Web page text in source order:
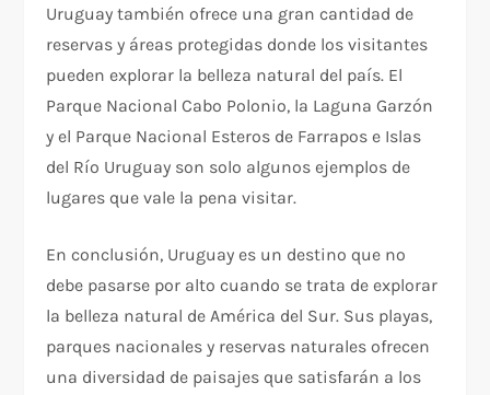
Uruguay también ofrece una gran cantidad de
reservas y áreas protegidas donde los visitantes
pueden explorar la belleza natural del país. El
Parque Nacional Cabo Polonio, la Laguna Garzón
y el Parque Nacional Esteros de Farrapos e Islas
del Río Uruguay son solo algunos ejemplos de
lugares que vale la pena visitar.
En conclusión, Uruguay es un destino que no
debe pasarse por alto cuando se trata de explorar
la belleza natural de América del Sur. Sus playas,
parques nacionales y reservas naturales ofrecen
una diversidad de paisajes que satisfarán a los